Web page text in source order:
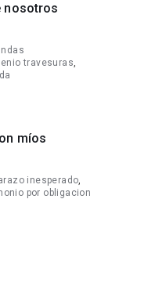
nosotros
travesuras,
míos
inesperado,
por obligacion